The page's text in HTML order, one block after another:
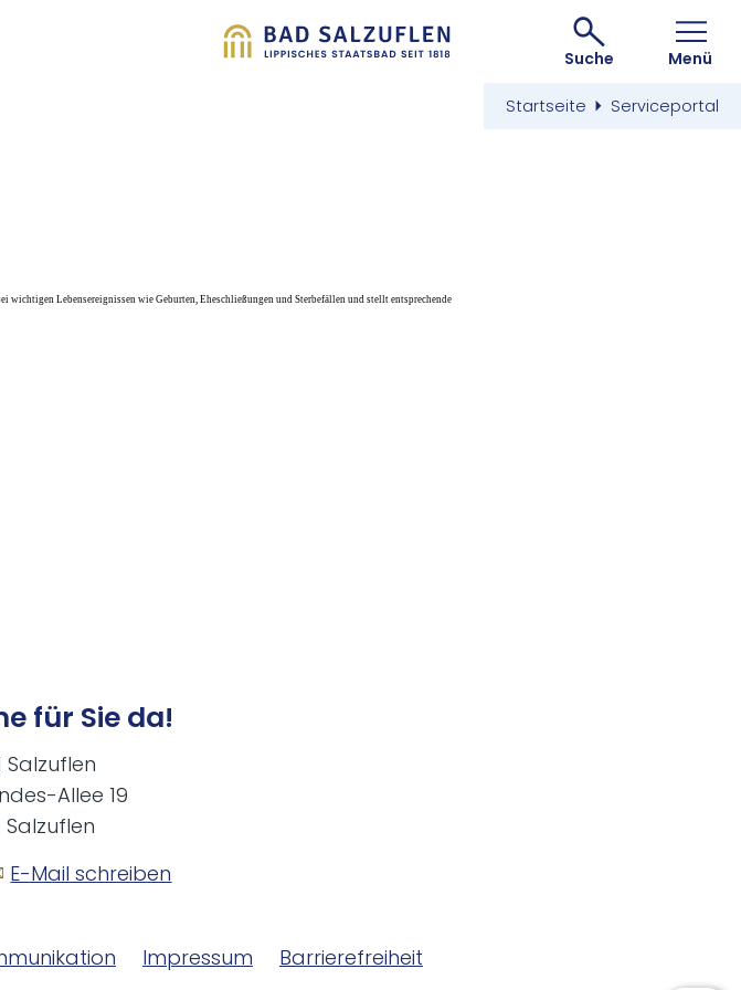
Suche Menü
Startseite Serviceportal
Lebensereignissen wie Geburten, Eheschließungen und Sterbefällen und stellt entsprechende
für Sie da!
Allee 19
Salzuflen
E-Mail schreiben
Impressum Barrierefreiheit